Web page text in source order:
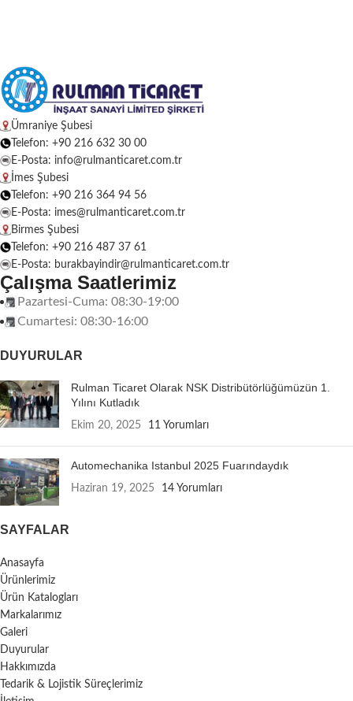
Ümraniye Şubesi
Telefon: +90 216 632 30 00
E-Posta: info@rulmanticaret.com.tr
İmes Şubesi
Telefon: +90 216 364 94 56
E-Posta: imes@rulmanticaret.com.tr
Birmes Şubesi
Telefon: +90 216 487 37 61
E-Posta: burakbayindir@rulmanticaret.com.tr
Çalışma Saatlerimiz
Pazartesi-Cuma: 08:30-19:00
Cumartesi: 08:30-16:00
DUYURULAR
Rulman Ticaret Olarak NSK Distribütörlüğümüzün 1.
Yılını Kutladık
Ekim 20, 2025 11 Yorumları
Automechanika Istanbul 2025 Fuarındaydık
Haziran 19, 2025 14 Yorumları
SAYFALAR
Anasayfa
Ürünlerimiz
Ürün Katalogları
Markalarımız
Galeri
Duyurular
Hakkımızda
Tedarik & Lojistik Süreçlerimiz